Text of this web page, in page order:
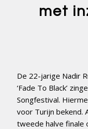
met
De 22-jarige Nadir
‘Fade To Black’
Songfestival.
voor Turijn bekend.
tweede halve finale